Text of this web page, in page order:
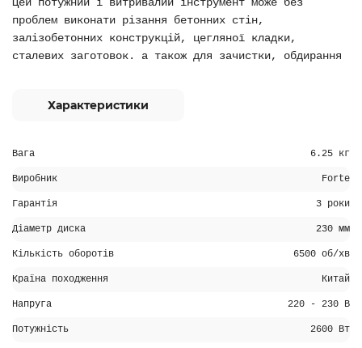
проблем виконати різання бетонних стін,
залізобетонних конструкцій, цегляної кладки,
сталевих заготовок. а також для зачистки, обдирання
Характеристики
Вага 6.25 кг
Виробник Forte
Гарантія 3 роки
Діаметр диска 230 мм
Кількість оборотів 6500 об/хв
Країна походження Китай
Напруга 220 - 230 В
Потужність 2600 Вт